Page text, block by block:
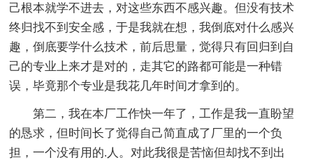
己根本就学不进去，对这些东西不感兴趣。但没有技术
终归找不到安全感，于是我就在想，我倒底对什么感兴
趣，倒底要学什么技术，前后思量，觉得只有回归到自
己的专业上来才是对的，走其它的路都可能是一种错
误，毕竟那个专业是我花几年时间才拿到的。
第二，我在本厂工作快一年了，工作是我一直盼望
的恳求，但时间长了觉得自己简直成了厂里的一个负
担，一个没有用的.人。对此我很是苦恼但却找不到出